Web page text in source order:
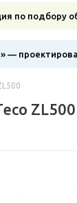
по подбору
—
ZL500